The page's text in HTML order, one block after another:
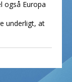
også Europa
underligt, at